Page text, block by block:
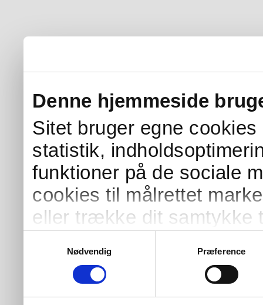
Denne hjemmeside
Sitet bruger egne
statistik,
funktioner på de sociale
cookies til målrettet
eller trække dit samtykke
Nødvendig
Præference